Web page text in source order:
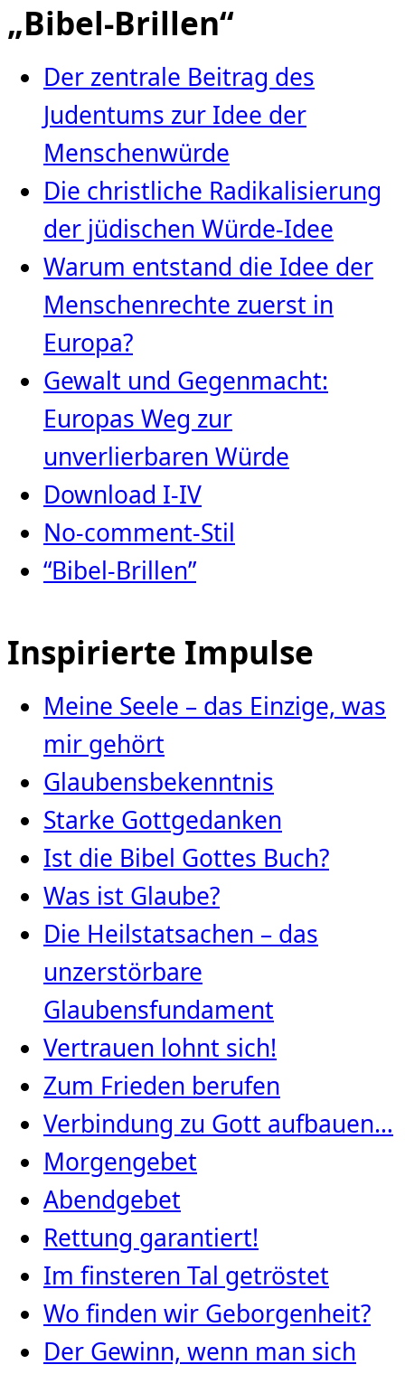
„Bibel-Brillen“
Der zentrale Beitrag des
Judentums zur Idee der
Menschenwürde
Die christliche Radikalisierung
der jüdischen Würde‑Idee
Warum entstand die Idee der
Menschenrechte zuerst in
Europa?
Gewalt und Gegenmacht:
Europas Weg zur
unverlierbaren Würde
Download I-IV
No-comment-Stil
“Bibel-Brillen”
Inspirierte Impulse
Meine Seele – das Einzige, was
mir gehört
Glaubensbekenntnis
Starke Gottgedanken
Ist die Bibel Gottes Buch?
Was ist Glaube?
Die Heilstatsachen – das
unzerstörbare
Glaubensfundament
Vertrauen lohnt sich!
Zum Frieden berufen
Verbindung zu Gott aufbauen…
Morgengebet
Abendgebet
Rettung garantiert!
Im finsteren Tal getröstet
Wo finden wir Geborgenheit?
Der Gewinn, wenn man sich